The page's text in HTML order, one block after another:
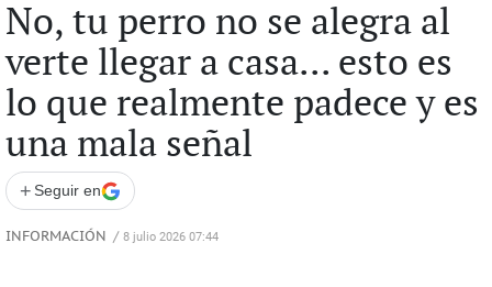
No, tu perro no se alegra al
verte llegar a casa... esto es
lo que realmente padece y es
una mala señal
+ Seguir en
INFORMACIÓN / 8 julio 2026 07:44